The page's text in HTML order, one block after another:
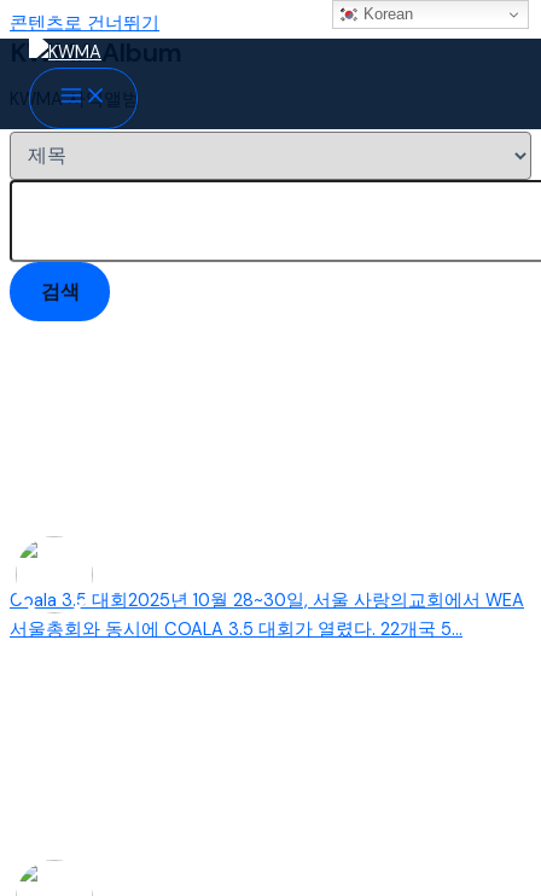
콘텐츠로 건너뛰기
KWMA Album
KWMA 사역앨범
검색
Coala 3.5 대회2025년 10월 28~30일, 서울 사랑의교회에서 WEA
서울총회와 동시에 COALA 3.5 대회가 열렸다. 22개국 5...
Korean